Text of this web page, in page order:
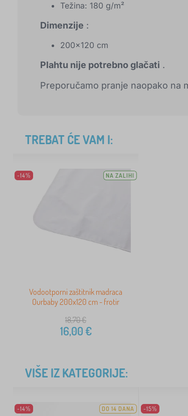
Težina: 180 g/m²
Dimenzije :
200x120 cm
Plahtu nije potrebno glačati .
Preporučamo pranje naopako na
TREBAT ĆE VAM I:
-14% NA ZALIHI
Vodootporni zaštitnik madraca
Ourbaby 200x120 cm - frotir
18,70€
16,00€
VIŠE IZ KATEGORIJE:
-14% DO 14 DANA -15%